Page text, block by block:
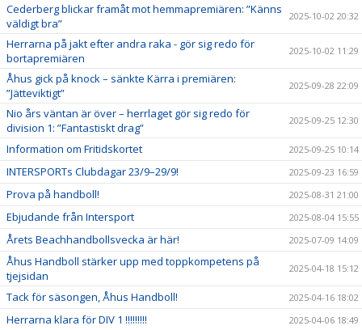
Cederberg blickar framåt mot hemmapremiären: ”Känns
väldigt bra”
2025-10-02 20:32
Herrarna på jakt efter andra raka - gör sig redo för
bortapremiären
2025-10-02 11:29
Åhus gick på knock – sänkte Kärra i premiären:
”Jätteviktigt”
2025-09-28 22:09
Nio års väntan är över – herrlaget gör sig redo för
division 1: ”Fantastiskt drag”
2025-09-25 12:30
Information om Fritidskortet 2025-09-25 10:14
INTERSPORTs Clubdagar 23/9–29/9! 2025-09-23 16:59
Prova på handboll! 2025-08-31 21:00
Ebjudande från Intersport 2025-08-04 15:55
Årets Beachhandbollsvecka är här! 2025-07-09 14:09
Åhus Handboll stärker upp med toppkompetens på
tjejsidan
2025-04-18 15:12
Tack för säsongen, Åhus Handboll! 2025-04-16 18:02
Herrarna klara för DIV 1 !!!!!!!!! 2025-04-06 18:49